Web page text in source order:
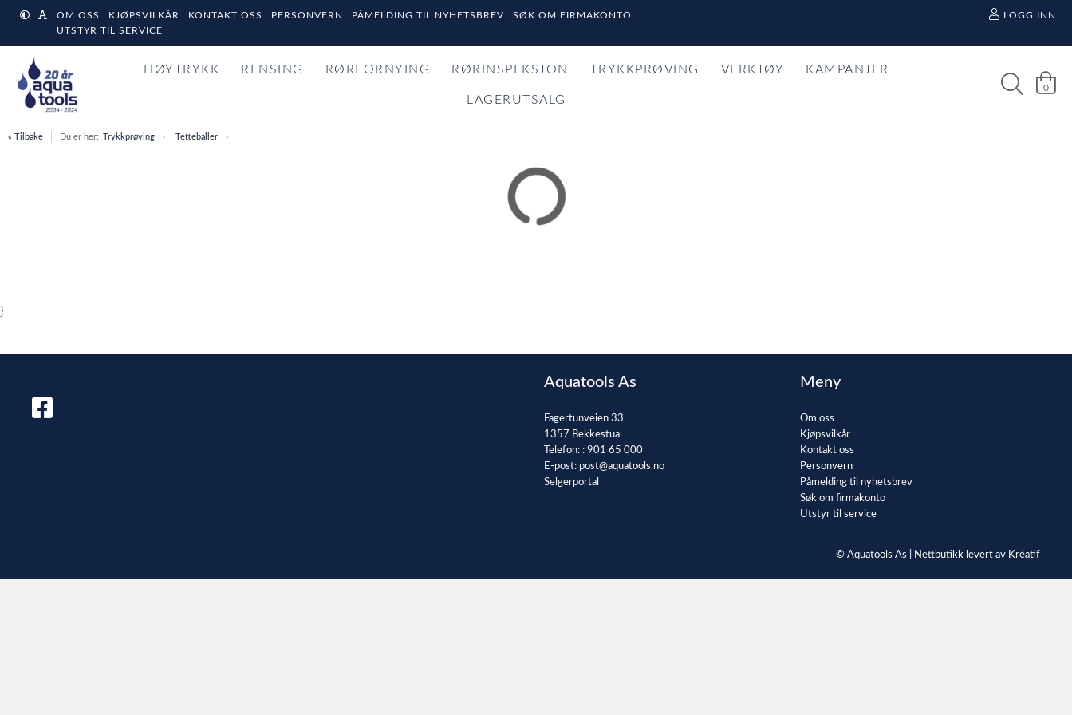
OM OSS KJØPSVILKÅR KONTAKT OSS PERSONVERN PÅMELDING TIL NYHETSBREV
SØK OM FIRMAKONTO
UTSTYR TIL SERVICE
LOGG INN
HØYTRYKK RENSING RØRFORNYING RØRINSPEKSJON TRYKKPRØVING VERKTØY KAMPANJER
LAGERUTSALG
0
« Tilbake Du er her: Trykkprøving Tetteballer
}
Aquatools As
Fagertunveien 33
1357 Bekkestua
Telefon: : 901 65 000
E-post: post@aquatools.no
Selgerportal
Meny
Om oss
Kjøpsvilkår
Kontakt oss
Personvern
Påmelding til nyhetsbrev
Søk om firmakonto
Utstyr til service
© Aquatools As | Nettbutikk levert av Kréatif